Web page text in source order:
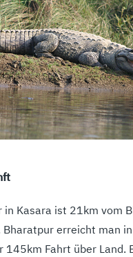
in Kasara ist 21km vom
Bharatpur erreicht man
145km Fahrt über Land.